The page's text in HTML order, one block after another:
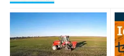
（2）MHT形式で保存する際に、キャプチ
した画面（Webページなど）のURLを追加で
る。
（3）Snipping Toolがアクティブな場合に
クトップを白っぽくする設定を有効にする。
（4）領域を選択した際の境界線の色を指